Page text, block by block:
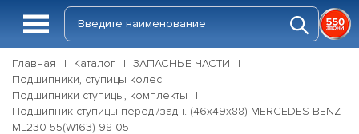
Главная Каталог
ЗАПАСНЫЕ ЧАСТИ
Подшипники, ступицы колес
Подшипники ступицы, комплекты
Подшипник ступицы перед./задн. (46x49x88) MERCEDES-BENZ
ML230-55(W163) 98-05